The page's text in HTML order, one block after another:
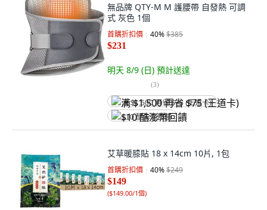
無品牌 QTY-M M 護腰帶 自發熱 可調
式 灰色 1個
首購折扣價 40%$385
$231
明天 8/9 (日) 預計送達
(3)
满 $1,500 再省 $75 (王道卡)
$10 酷澎幣回饋
艾草暖膝貼 18 x 14cm 10片, 1包
首購折扣價 40%$249
$149
($149.00/1個)